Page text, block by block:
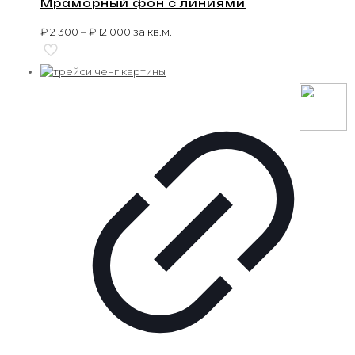
Мраморный фон с линиями
₽2 300 –₽12 000 за кв.м.